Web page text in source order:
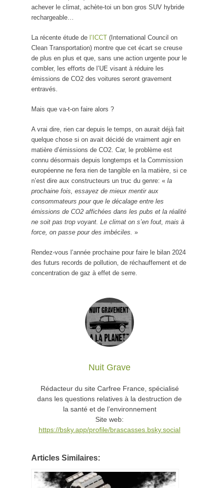
achever le climat, achète-toi un bon gros SUV hybride
rechargeable…
La récente étude de l’ICCT (International Council on
Clean Transportation) montre que cet écart se creuse
de plus en plus et que, sans une action urgente pour le
combler, les efforts de l’UE visant à réduire les
émissions de CO2 des voitures seront gravement
entravés.
Mais que va-t-on faire alors ?
A vrai dire, rien car depuis le temps, on aurait déjà fait
quelque chose si on avait décidé de vraiment agir en
matière d’émissions de CO2. Car, le problème est
connu désormais depuis longtemps et la Commission
européenne ne fera rien de tangible en la matière, si ce
n’est dire aux constructeurs un truc du genre: « la
prochaine fois, essayez de mieux mentir aux
consommateurs pour que le décalage entre les
émissions de CO2 affichées dans les pubs et la réalité
ne soit pas trop voyant. Le climat on s’en fout, mais à
force, on passe pour des imbéciles. »
Rendez-vous l’année prochaine pour faire le bilan 2024
des futurs records de pollution, de réchauffement et de
concentration de gaz à effet de serre.
Nuit Grave
Rédacteur du site Carfree France, spécialisé
dans les questions relatives à la destruction de
la santé et de l’environnement
Site web:
https://bsky.app/profile/brascasses.bsky.social
Articles Similaires: